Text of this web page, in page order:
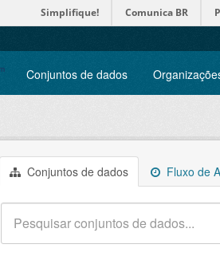
Simplifique! Comunica BR
Conjuntos de dados
Conjuntos de dados Fluxo de